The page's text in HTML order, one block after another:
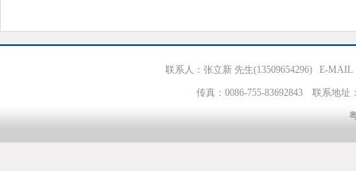
联系人：张立新 先生(13509654296) E-MAIL
传真：0086-755-83692843 联系地址